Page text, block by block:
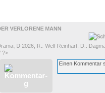
VERLORENE MANN
D 2026, R.: Welf Reinhart, D.:
?>